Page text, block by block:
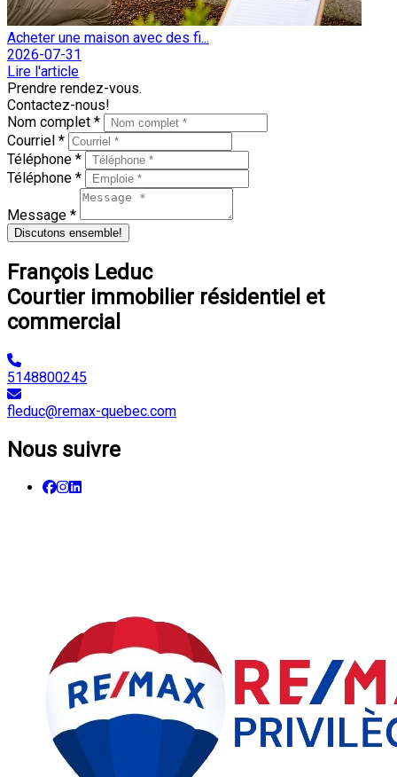
Acheter une maison avec des fi...
2026-07-31
Lire l'article
Prendre rendez-vous.
Contactez-nous!
Nom complet *
Courriel *
Téléphone *
Téléphone *
Message *
Discutons ensemble!
François Leduc
Courtier immobilier résidentiel et
commercial
5148800245
fleduc@remax-quebec.com
Nous suivre